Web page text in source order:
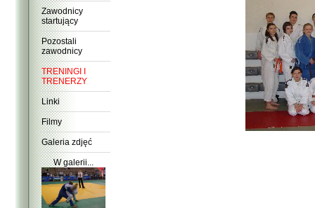
Zawodnicy
startujący
Pozostali
zawodnicy
TRENINGI I
TRENERZY
Linki
Filmy
Galeria zdjęć
W galerii...